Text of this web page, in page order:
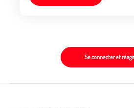
Se connecter et réagir